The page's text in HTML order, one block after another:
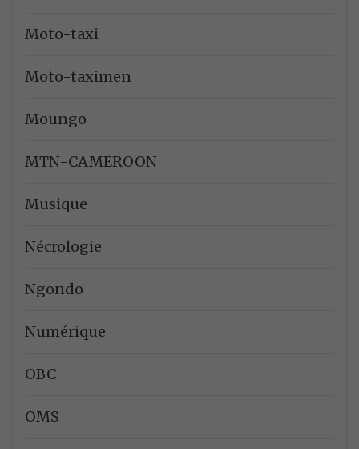
Moto-taxi
Moto-taximen
Moungo
MTN-CAMEROON
Musique
Nécrologie
Ngondo
Numérique
OBC
OMS